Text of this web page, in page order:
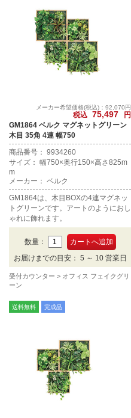
メーカー希望価格(税込)：92,070円
税込 75,497
円
GM1864 ベルク マグネットグリーン
木目 35角 4連 幅750
商品番号： 9934260
サイズ： 幅750×奥行150×高さ825m
m
メーカー： ベルク
GM1864は、木目BOXの4連マグネッ
トグリーンです。アートのようにおし
ゃれに飾れます。
数量：
お届けまでの目安： 5 ～ 10 営業日
受付カウンター
オフィス フェイクグリ
ーン
送料無料 完成品